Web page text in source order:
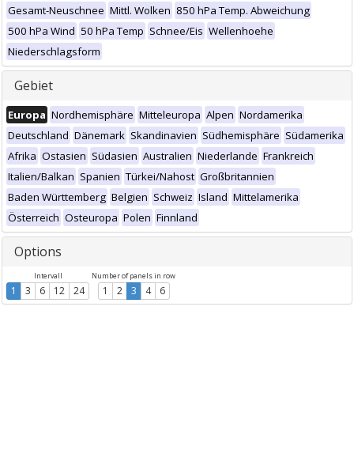
Gesamt-Neuschnee Mittl. Wolken 850 hPa Temp. Abweichung
500 hPa Wind 50 hPa Temp Schnee/Eis Wellenhoehe
Niederschlagsform
Gebiet
Europa Nordhemisphäre Mitteleuropa Alpen Nordamerika
Deutschland Dänemark Skandinavien Südhemisphäre Südamerika
Afrika Ostasien Südasien Australien Niederlande Frankreich
Italien/Balkan Spanien Türkei/Nahost Großbritannien
Baden Württemberg Belgien Schweiz Island Mittelamerika
Österreich Osteuropa Polen Finnland
Options
Intervall
1 3 6 12 24
Number of panels in row
1 2 3 4 6